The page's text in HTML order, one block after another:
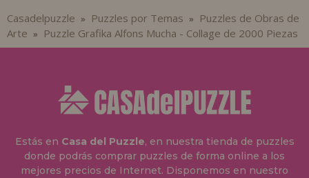
Casadelpuzzle » Puzzles por Temas »
Puzzles de Obras de
Arte » Puzzle Grafika Alfons Mucha - Collage de 2000 Piezas
Estás en Casa del Puzzle, en nuestra tienda de puzzles
donde podrás comprar puzzles de forma online a los
mejores precios de Internet. Disponemos en nuestro